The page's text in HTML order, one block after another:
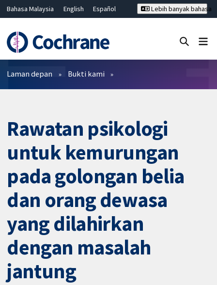
Bahasa Malaysia English
Español
Hrvatski
Deutsch ไทย
繁體中文
简体中文
Lebih banyak bahasa
Penapis
Laman depan Bukti kami
Rawatan psikologi
untuk kemurungan
pada golongan belia
dan orang dewasa
yang dilahirkan
dengan masalah
jantung